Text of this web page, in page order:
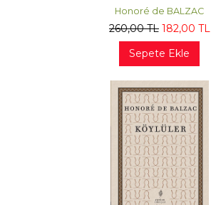
Honoré de BALZAC
260,00TL 182,00 TL
Sepete Ekle